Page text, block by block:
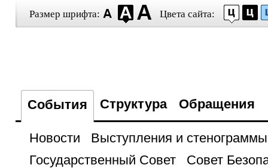
Размер шрифта: Цвета сайта:
События Структура Обращения
Новости
Выступления и стенограммы
Государственный Совет
Совет